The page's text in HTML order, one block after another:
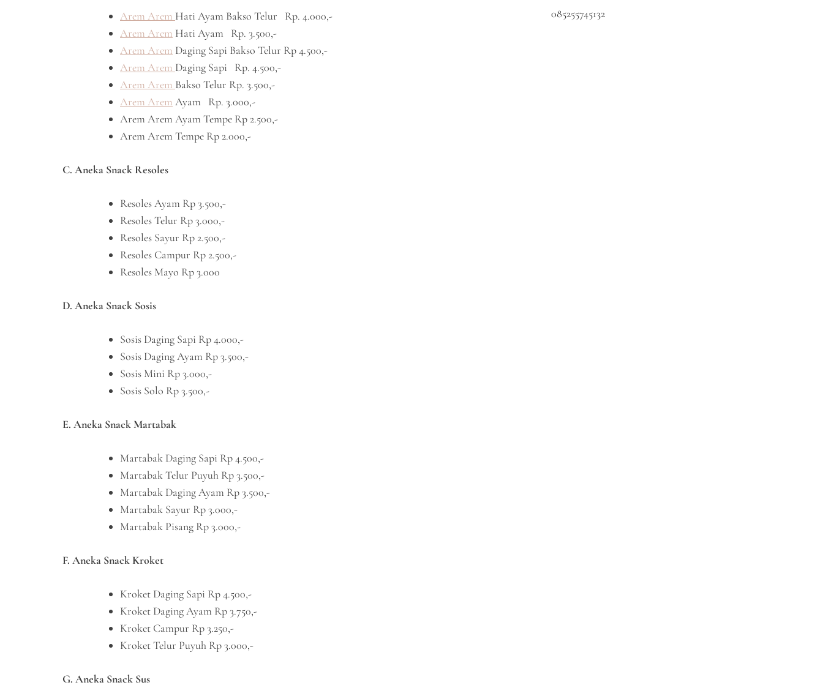
Arem Arem Hati Ayam Bakso Telur Rp. 4.000,-
Arem Arem Hati Ayam Rp. 3.500,-
Arem Arem Daging Sapi Bakso Telur Rp 4.500,-
Arem Arem Daging Sapi Rp. 4.500,-
Arem Arem Bakso Telur Rp. 3.500,-
Arem Arem Ayam Rp. 3.000,-
Arem Arem Ayam Tempe Rp 2.500,-
Arem Arem Tempe Rp 2.000,-
C. Aneka Snack Resoles
Resoles Ayam Rp 3.500,-
Resoles Telur Rp 3.000,-
Resoles Sayur Rp 2.500,-
Resoles Campur Rp 2.500,-
Resoles Mayo Rp 3.000
D. Aneka Snack Sosis
Sosis Daging Sapi Rp 4.000,-
Sosis Daging Ayam Rp 3.500,-
Sosis Mini Rp 3.000,-
Sosis Solo Rp 3.500,-
E. Aneka Snack Martabak
Martabak Daging Sapi Rp 4.500,-
Martabak Telur Puyuh Rp 3.500,-
Martabak Daging Ayam Rp 3.500,-
Martabak Sayur Rp 3.000,-
Martabak Pisang Rp 3.000,-
F. Aneka Snack Kroket
Kroket Daging Sapi Rp 4.500,-
Kroket Daging Ayam Rp 3.750,-
Kroket Campur Rp 3.250,-
Kroket Telur Puyuh Rp 3.000,-
G. Aneka Snack Sus
085255745132